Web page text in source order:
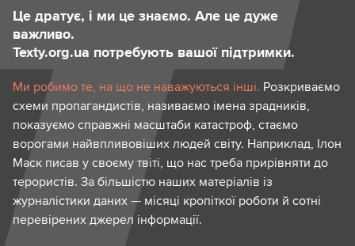
Це дратує, і ми це знаємо. Але це дуже
важливо.
Texty.org.ua потребують вашої підтримки.
Ми робимо те, на що не наважуються інші. Розкриваємо
схеми пропагандистів, називаємо імена зрадників,
показуємо справжні масштаби катастроф, стаємо
ворогами найвпливовіших людей світу. Наприклад, Ілон
Маск писав у своєму твіті, що нас треба прирівняти до
терористів. За більшістю наших матеріалів із
журналістики даних — місяці кропіткої роботи й сотні
перевірених джерел інформації.